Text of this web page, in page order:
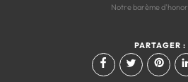
Notre barème
PARTAGER :